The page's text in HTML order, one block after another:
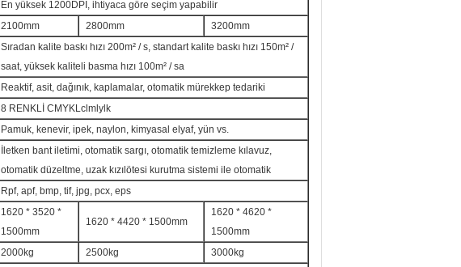
En yüksek 1200DPI, ihtiyaca göre seçim yapabilir
2100mm 2800mm 3200mm
Sıradan kalite baskı hızı 200m² / s, standart kalite baskı hızı 150m² /
saat, yüksek kaliteli basma hızı 100m² / sa
Reaktif, asit, dağınık, kaplamalar, otomatik mürekkep tedariki
8 RENKLİ CMYKLclmlylk
Pamuk, kenevir, ipek, naylon, kimyasal elyaf, yün vs.
İletken bant iletimi, otomatik sargı, otomatik temizleme kılavuz,
otomatik düzeltme, uzak kızılötesi kurutma sistemi ile otomatik
Rpf, apf, bmp, tif, jpg, pcx, eps
1620 * 3520 *
1500mm
1620 * 4420 * 1500mm
1620 * 4620 *
1500mm
2000kg 2500kg 3000kg